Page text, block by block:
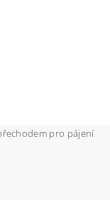
pro pájení